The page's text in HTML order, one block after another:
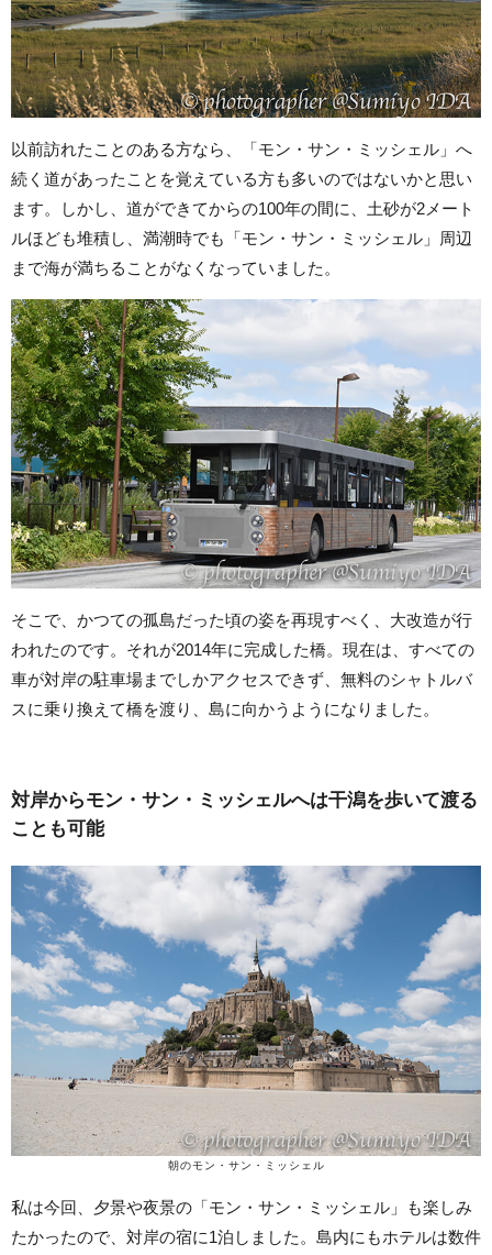
以前訪れたことのある方なら、「モン・サン・ミッシェル」へ
続く道があったことを覚えている方も多いのではないかと思い
ます。しかし、道ができてからの100年の間に、土砂が2メート
ルほども堆積し、満潮時でも「モン・サン・ミッシェル」周辺
まで海が満ちることがなくなっていました。
そこで、かつての孤島だった頃の姿を再現すべく、大改造が行
われたのです。それが2014年に完成した橋。現在は、すべての
車が対岸の駐車場までしかアクセスできず、無料のシャトルバ
スに乗り換えて橋を渡り、島に向かうようになりました。
対岸からモン・サン・ミッシェルへは干潟を歩いて渡る
ことも可能
朝のモン・サン・ミッシェル
私は今回、夕景や夜景の「モン・サン・ミッシェル」も楽しみ
たかったので、対岸の宿に1泊しました。島内にもホテルは数件